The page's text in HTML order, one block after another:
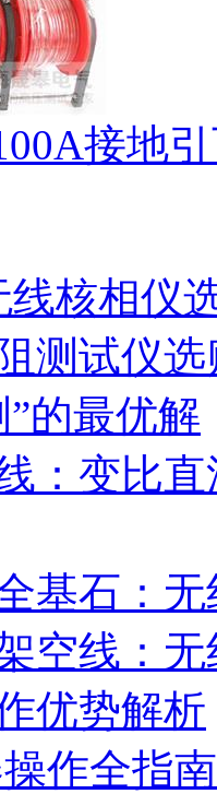
接地
核相仪
测试仪
的最优解
：变比
基石：
空线：
优势解析
作全指